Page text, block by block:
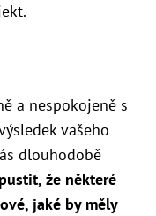
a nespokojeně s
vašeho
dlouhodobě
že některé
jaké by měly